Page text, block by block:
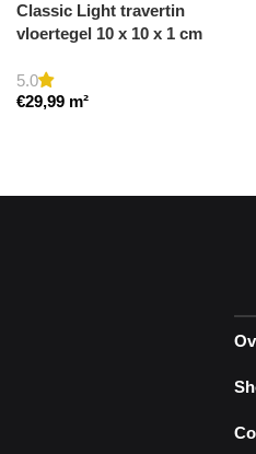
Classic Light travertin
vloertegel 10 x 10 x 1 cm
5.0
€29,99 m²